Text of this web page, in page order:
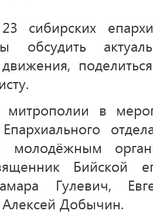
сибирских
обсудить
митрополии в
Епархиального
молодёжным
Бийской
Гулевич,
Алексей Добычин.